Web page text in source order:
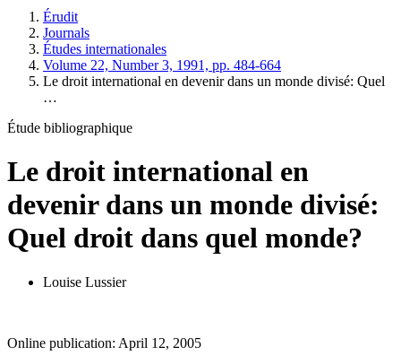
Érudit
Journals
Études internationales
Volume 22, Number 3, 1991, pp. 484-664
Le droit international en devenir dans un monde divisé: Quel
…
Étude bibliographique
Le droit international en
devenir dans un monde divisé:
Quel droit dans quel monde?
Louise Lussier
Online publication: April 12, 2005